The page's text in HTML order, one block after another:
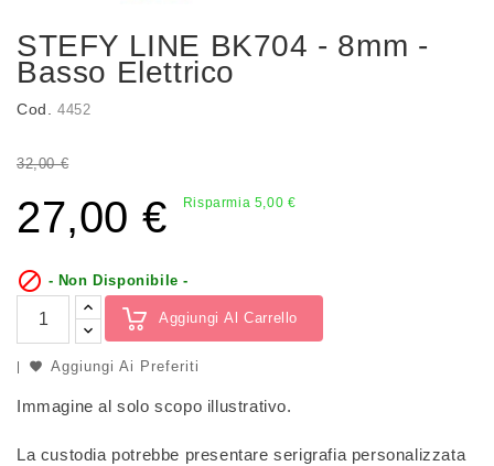
STEFY LINE BK704 - 8mm -
Basso Elettrico
Cod. 4452
32,00 €
27,00 € Risparmia 5,00 €
 - Non Disponibile -
Aggiungi Al Carrello
Aggiungi Ai Preferiti
Immagine al solo scopo illustrativo.
La custodia potrebbe presentare serigrafia personalizzata